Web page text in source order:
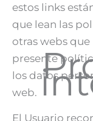
estos links
que lean las
otras webs que
presente
los datos
web.
El Usuario